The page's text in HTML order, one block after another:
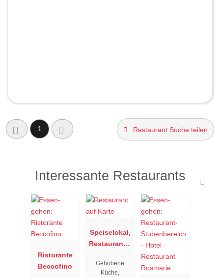
1 Restaurant Suche teilen
Interessante Restaurants
Ristorante
Beccofino
Speiselokal,
Restaurant "
"
Gehobene
Küche,